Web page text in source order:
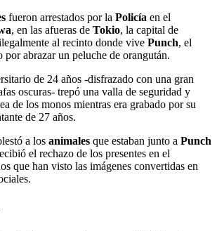
fueron arrestados por la Policía en el
, en las afueras de Tokio, la capital de
al recinto donde vive Punch, el
por abrazar un peluche de orangután.
de 24 años -disfrazado con una gran
oscuras- trepó una valla de seguridad y
de los monos mientras era grabado por su
de 27 años.
a los animales que estaban junto a Punch
el rechazo de los presentes en el
que han visto las imágenes convertidas en